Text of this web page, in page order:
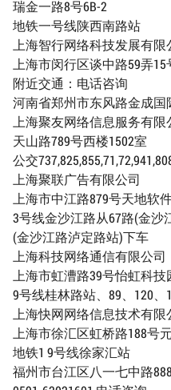
瑞金一路8号6B-2
地铁一号线陕西南路站
上海智行网络科技发展有限
上海市闵行区谈中路59弄15
附近交通：电话咨询
河南省郑州市东风路金成国
上海聚友网络信息服务有限
天山路789号西楼1502室
公交
上海聚联广告有限公司
上海市中江路879号天地软
3号线金沙江路从67路(金沙
(金沙江路泸定路站)下车
上海科技网络通信有限公司
上海市虹漕路39号怡虹科技
9号线桂林路站、89、120、
上海快网网络信息技术有限
上海市徐汇区虹桥路188号
地铁1 9号线徐家汇站
福州市台江区八一七中路